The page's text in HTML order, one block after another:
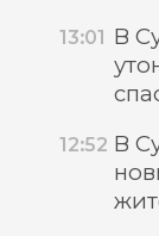
13:01 В
12:52 В